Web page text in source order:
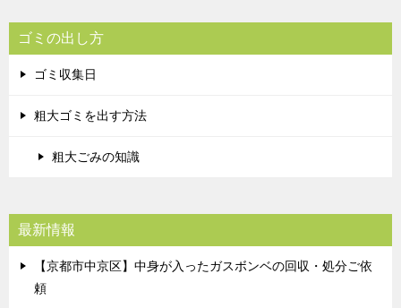
ゴミの出し方
ゴミ収集日
粗大ゴミを出す方法
粗大ごみの知識
最新情報
【京都市中京区】中身が入ったガスボンベの回収・処分ご依
頼